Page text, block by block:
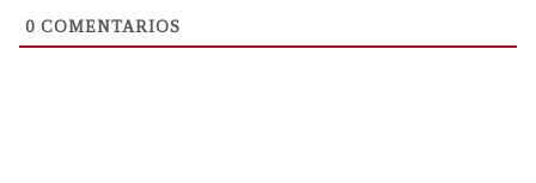
0 COMENTARIOS